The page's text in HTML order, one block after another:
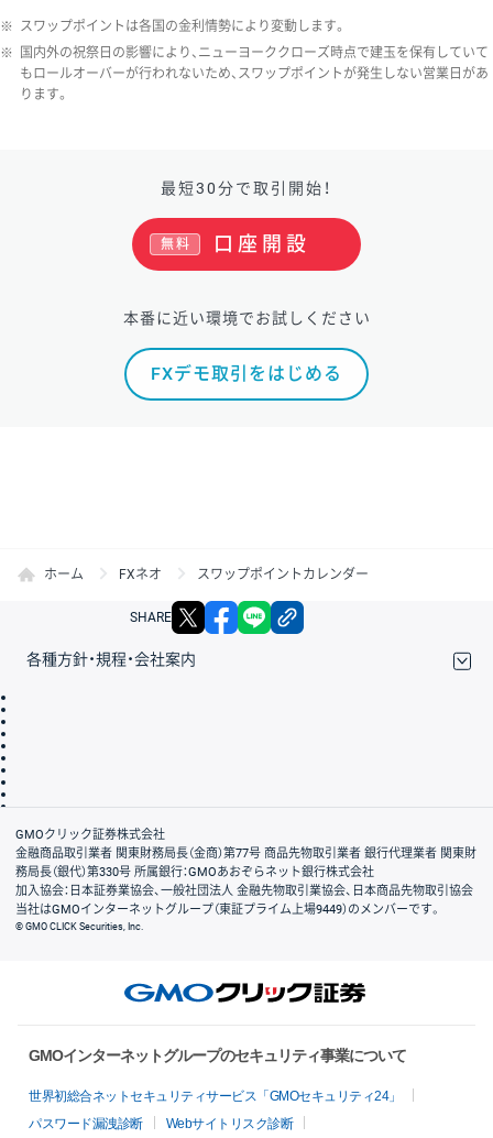
※ スワップポイントは各国の金利情勢により変動します。
※
国内外の祝祭日の影響により、ニューヨーククローズ時点で建玉を保有していて
もロールオーバーが行われないため、スワップポイントが発生しない営業日があ
ります。
最短30分で取引開始！
口座開設
無料
本番に近い環境でお試しください
FXデモ取引をはじめる
ホーム FXネオ スワップポイントカレンダー
SHARE X facebook
各種方針・規程・会社案内
会社案内
GMOクリック証券株式会社
金融商品取引業者 関東財務局長（金商）第77号 商品先物取引業者 銀行代理業者 関東財
務局長（銀代）第330号 所属銀行：GMOあおぞらネット銀行株式会社
加入協会：日本証券業協会、一般社団法人 金融先物取引業協会、日本商品先物取引協会
当社はGMOインターネットグループ（東証プライム上場9449）のメンバーです。
© GMO CLICK Securities, Inc.
GMOインターネットグループのセキュリティ事業について
世界初総合ネットセキュリティサービス「GMOセキュリティ24」
パスワード漏洩診断
Webサイトリスク診断